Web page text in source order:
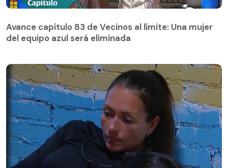
del equipo azul será eliminada
Avance capítulo 83 de Vecinos al límite: Una mujer
del equipo azul será eliminada